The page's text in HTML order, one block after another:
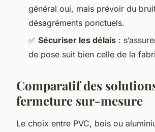
général oui, mais prévoir du
désagréments ponctuels.
✅ Sécuriser les délais :
de pose suit bien celle de la
Comparatif des
fermeture sur-mesure
Le choix entre PVC, bois ou